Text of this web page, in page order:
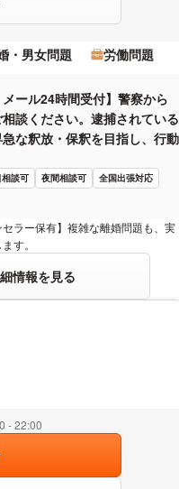
・男女問題 労働問題
ール24時間受付】警察から
談ください。逮捕されている
な釈放・保釈を目指し、行動
談可 夜間相談可 全国出張対応
ラー保有】複雑な離婚問題も、実
す。
情報を見る
- 22:00